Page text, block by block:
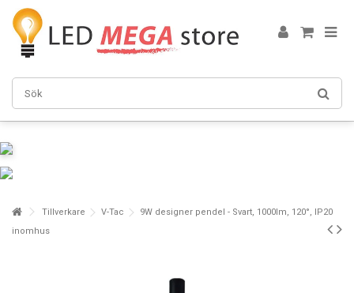
Tillverkare V-Tac
9W designer pendel - Svart, 1000lm, 120°, IP20
inomhus